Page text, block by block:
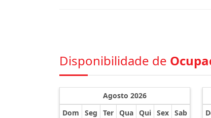
Disponibilidade de
Agosto 2026
Dom
Seg Ter Qua Qui Sex Sab